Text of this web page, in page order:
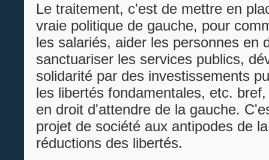
Le traitement, c'est de mettre en
vraie politique de gauche, pour
les salariés, aider les personnes en
sanctuariser les services publics,
solidarité par des investissements
les libertés fondamentales, etc.
en droit d'attendre de la gauche.
projet de société aux antipodes de
réductions des libertés.